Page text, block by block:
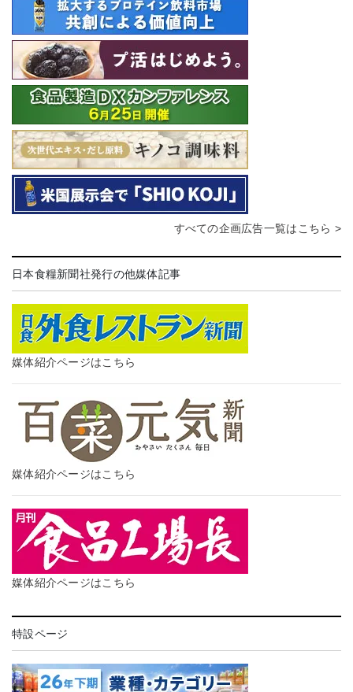
すべての企画広告一覧はこちら >
日本食糧新聞社発行の他媒体記事
媒体紹介ページはこちら
媒体紹介ページはこちら
媒体紹介ページはこちら
特設ページ